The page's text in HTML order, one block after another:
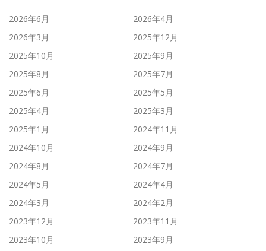
2026年6月
2026年4月
2026年3月
2025年12月
2025年10月
2025年9月
2025年8月
2025年7月
2025年6月
2025年5月
2025年4月
2025年3月
2025年1月
2024年11月
2024年10月
2024年9月
2024年8月
2024年7月
2024年5月
2024年4月
2024年3月
2024年2月
2023年12月
2023年11月
2023年10月
2023年9月